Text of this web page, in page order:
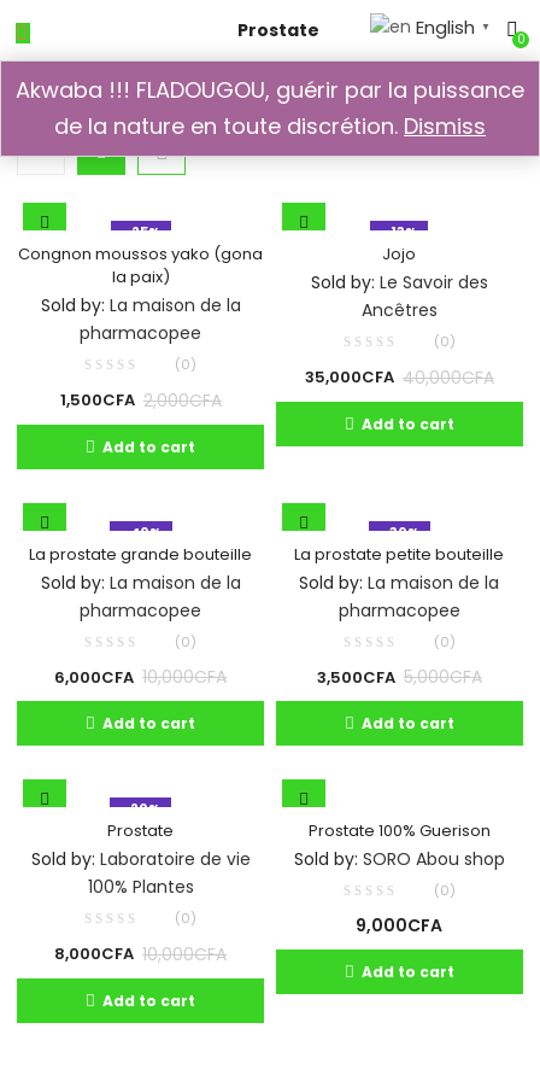
Prostate 0
- 25%
Congnon moussos yako (gona
la paix)
Sold by: La maison de la
pharmacopee
(0)
1,500CFA 2,000CFA
Add to cart
- 13%
Jojo
Sold by: Le Savoir des
Ancêtres
(0)
35,000CFA 40,000CFA
Add to cart
- 40%
La prostate grande bouteille
Sold by: La maison de la
pharmacopee
(0)
6,000CFA 10,000CFA
Add to cart
- 30%
La prostate petite bouteille
Sold by:La maison de la
pharmacopee
(0)
3,500CFA 5,000CFA
Add to cart
- 20%
Prostate
Sold by: Laboratoire de vie
100% Plantes
(0)
8,000CFA 10,000CFA
Add to cart
Prostate 100% Guerison
Sold by: SORO Abou shop
(0)
9,000CFA
Add to cart
English ▼
Akwaba !!! FLADOUGOU, guérir par la puissance
de la nature en toute discrétion. Dismiss